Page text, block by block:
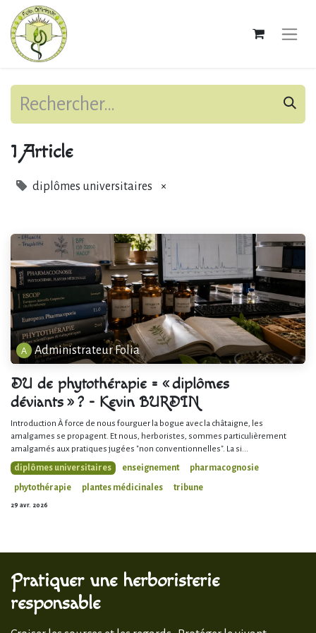
1 Article
diplômes universitaires ×
Administrateur Folia
DU de phytothérapie = « diplômes
déviants » ? - Kevin BURDIN
Introduction À force de nous fourguer la bogue avec la châtaigne, les
amalgames se propagent. Et nous, herboristes, sommes particulièrement
amalgamés aux pratiques jugées "non conventionnelles". La si...
diplômes universitaires enseignement
pharmacognosie
phytothérapie
plantes médicinales tribune
29 avr. 2026
Pratiquer une herboristerie
responsable